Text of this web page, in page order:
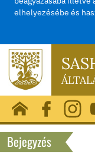
beleegyezem
beágyazásába
elhelyezésébe